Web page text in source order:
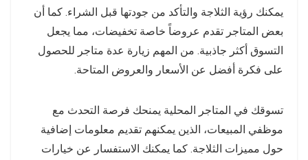
يمكنك رؤية الثلاجة والتأكد من جودتها قبل الشراء. كما أن
بعض المتاجر تقدم عروضاً خاصة تخفيضات، مما يجعل
التسوق أكثر جاذبية. من المهم زيارة عدة متاجر للحصول
على فكرة أفضل عن الأسعار والعروض المتاحة.
تسوقك في المتاجر المحلية يمنحك فرصة التحدث مع
موظفي المبيعات، الذين يمكنهم تقديم معلومات إضافية
حول مميزات الثلاجة. كما يمكنك الاستفسار عن خيارات